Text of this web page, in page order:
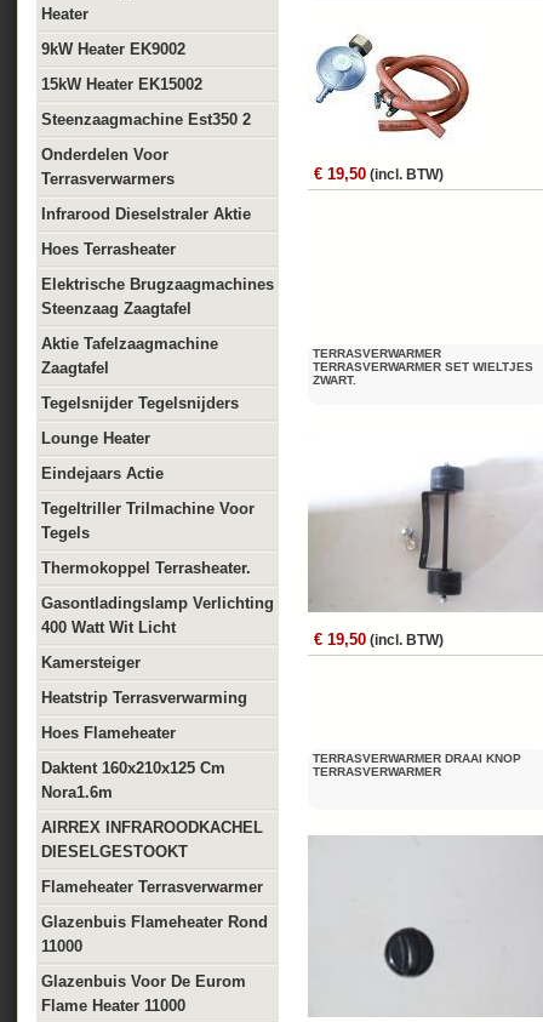
Heater
9kW Heater EK9002
15kW Heater EK15002
Steenzaagmachine Est350 2
Onderdelen Voor
Terrasverwarmers
Infrarood Dieselstraler Aktie
Hoes Terrasheater
Elektrische Brugzaagmachines
Steenzaag Zaagtafel
Aktie Tafelzaagmachine
Zaagtafel
Tegelsnijder Tegelsnijders
Lounge Heater
Eindejaars Actie
Tegeltriller Trilmachine Voor
Tegels
Thermokoppel Terrasheater.
Gasontladingslamp Verlichting
400 Watt Wit Licht
Kamersteiger
Heatstrip Terrasverwarming
Hoes Flameheater
Daktent 160x210x125 Cm
Nora1.6m
AIRREX INFRAROODKACHEL
DIESELGESTOOKT
Flameheater Terrasverwarmer
Glazenbuis Flameheater Rond
11000
Glazenbuis Voor De Eurom
Flame Heater 11000
€ 19,50 (incl. BTW)
TERRASVERWARMER
TERRASVERWARMER SET WIELTJES
ZWART.
€ 19,50 (incl. BTW)
TERRASVERWARMER DRAAI KNOP
TERRASVERWARMER